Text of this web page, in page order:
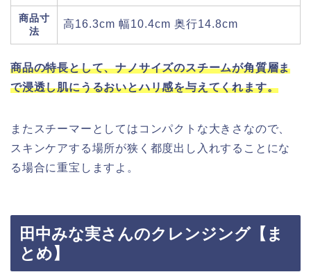
商品寸
法
高16.3cm 幅10.4cm 奥行14.8cm
商品の特長として、ナノサイズのスチームが角質層ま
で浸透し肌にうるおいとハリ感を与えてくれます。
またスチーマーとしてはコンパクトな大きさなので、
スキンケアする場所が狭く都度出し入れすることにな
る場合に重宝しますよ。
田中みな実さんのクレンジング【ま
とめ】